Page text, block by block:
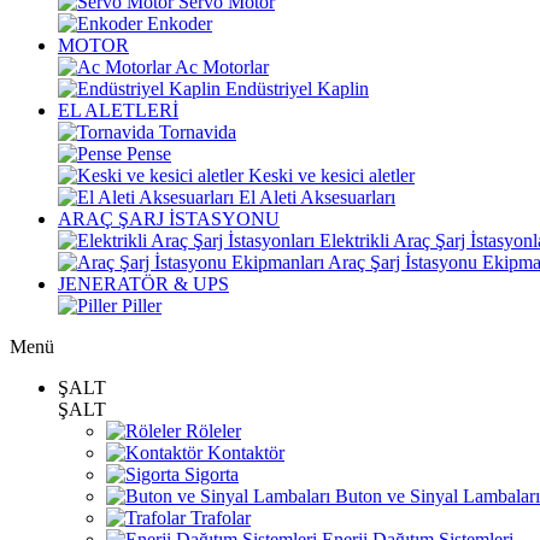
Enkoder
MOTOR
Ac Motorlar
Endüstriyel Kaplin
EL ALETLERİ
Tornavida
Pense
Keski ve kesici aletler
El Aleti Aksesuarları
ARAÇ ŞARJ İSTASYONU
Elektrikli Araç Şarj
Araç Şarj İstasyonu
JENERATÖR & UPS
Piller
Menü
ŞALT
ŞALT
Röleler
Kontaktör
Sigorta
Buton ve Sinyal Lambaları
Trafolar